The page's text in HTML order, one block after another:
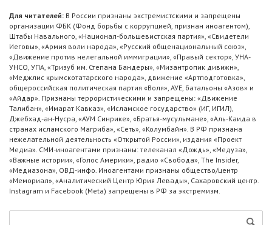
Для читателей: В России признаны экстремистскими и запрещены
организации ФБК (Фонд борьбы с коррупцией, признан иноагентом),
Штабы Навального, «Национал-большевистская партия», «Свидетели
Иеговы», «Армия воли народа», «Русский общенациональный союз»,
«Движение против нелегальной иммиграции», «Правый сектор», УНА-
УНСО, УПА, «Тризуб им. Степана Бандеры», «Мизантропик дивижн»,
«Меджлис крымскотатарского народа», движение «Артподготовка»,
общероссийская политическая партия «Воля», АУЕ, батальоны «Азов» и
«Айдар». Признаны террористическими и запрещены: «Движение
Талибан», «Имарат Кавказ», «Исламское государство» (ИГ, ИГИЛ),
Джебхад-ан-Нусра, «АУМ Синрике», «Братья-мусульмане», «Аль-Каида в
странах исламского Магриба», «Сеть», «Колумбайн». В РФ признана
нежелательной деятельность «Открытой России», издания «Проект
Медиа». СМИ-иноагентами признаны: телеканал «Дождь», «Медуза»,
«Важные истории», «Голос Америки», радио «Свобода», The Insider,
«Медиазона», ОВД-инфо. Иноагентами признаны общество/центр
«Мемориал», «Аналитический Центр Юрия Левады», Сахаровский центр.
Instagram и Facebook (Metа) запрещены в РФ за экстремизм.